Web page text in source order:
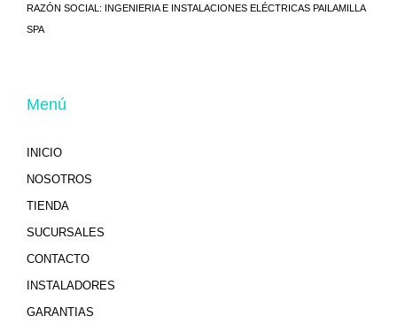
RAZÓN SOCIAL: INGENIERIA E INSTALACIONES ELÉCTRICAS PAILAMILLA
SPA
Menú
INICIO
NOSOTROS
TIENDA
SUCURSALES
CONTACTO
INSTALADORES
GARANTIAS